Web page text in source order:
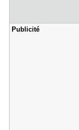
Publicité